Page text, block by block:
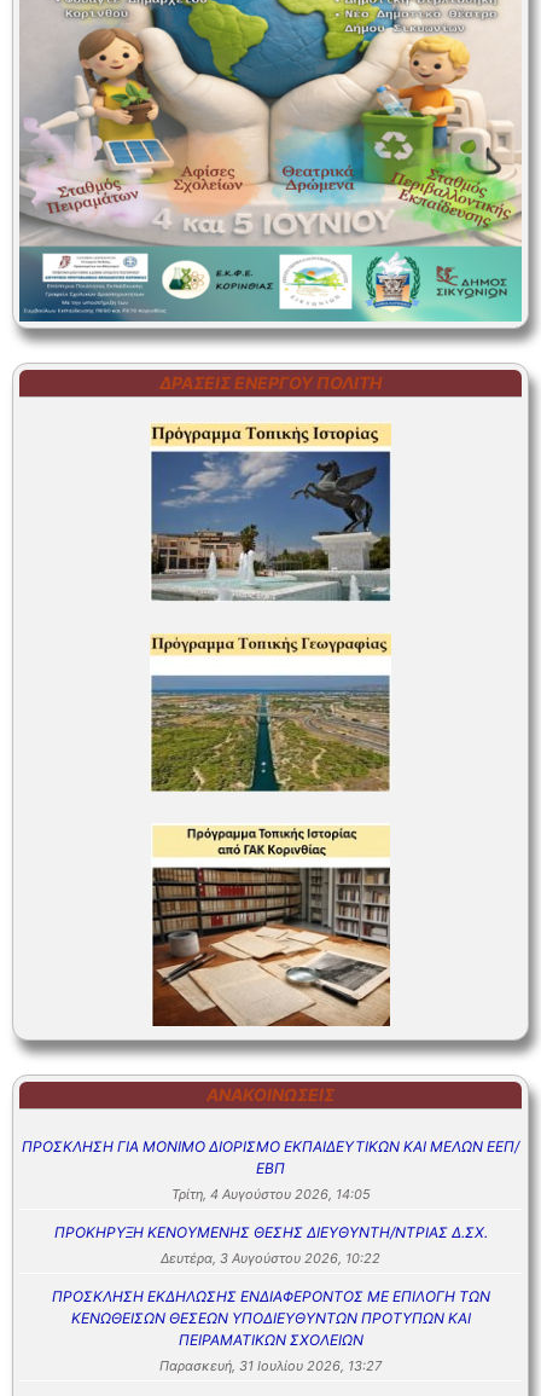
ΔΡΆΣΕΙΣ ΕΝΕΡΓΟΎ ΠΟΛΊΤΗ
ΑΝΑΚΟΙΝΏΣΕΙΣ
ΠΡΟΣΚΛΗΣΗ ΓΙΑ ΜΟΝΙΜΟ ΔΙΟΡΙΣΜΟ ΕΚΠΑΙΔΕΥΤΙΚΩΝ ΚΑΙ ΜΕΛΩΝ ΕΕΠ/
ΕΒΠ
Τρίτη, 4 Αυγούστου 2026, 14:05
ΠΡΟΚΗΡΥΞΗ ΚΕΝΟΥΜΕΝΗΣ ΘΕΣΗΣ ΔΙΕΥΘΥΝΤΗ/ΝΤΡΙΑΣ Δ.ΣΧ.
Δευτέρα, 3 Αυγούστου 2026, 10:22
ΠΡΟΣΚΛΗΣΗ ΕΚΔΗΛΩΣΗΣ ΕΝΔΙΑΦΕΡΟΝΤΟΣ ΜΕ ΕΠΙΛΟΓΗ ΤΩΝ
ΚΕΝΩΘΕΙΣΩΝ ΘΕΣΕΩΝ ΥΠΟΔΙΕΥΘΥΝΤΩΝ ΠΡΟΤΥΠΩΝ ΚΑΙ
ΠΕΙΡΑΜΑΤΙΚΩΝ ΣΧΟΛΕΙΩΝ
Παρασκευή, 31 Ιουλίου 2026, 13:27